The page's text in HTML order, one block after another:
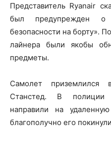
Представитель Ryanair
был предупрежден о
безопасности на борту».
лайнера были якобы
предметы.
Самолет приземлился
Станстед. В полиции
направили на
благополучно его